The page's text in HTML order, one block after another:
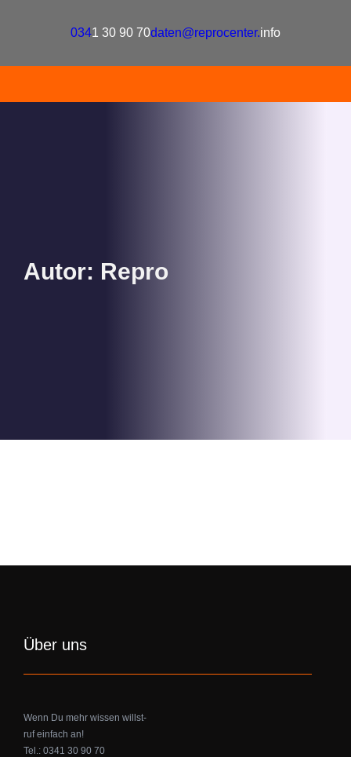
0341 30 90 70daten@reprocenter.info
Autor: Repro
Über uns
Wenn Du mehr wissen willst-
ruf einfach an!
Tel.: 0341 30 90 70